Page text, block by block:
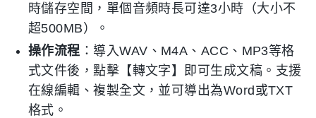
時儲存空間，單個音頻時長可達3小時（大小不
超500MB）。
操作流程 ：導入WAV、M4A、ACC、MP3等格
式文件後，點擊【轉文字】即可生成文稿。支援
在線編輯、複製全文，並可導出為Word或TXT
格式。